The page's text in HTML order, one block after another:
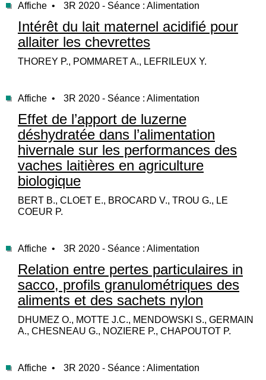
Affiche • 3R 2020 - Séance : Alimentation
Intérêt du lait maternel acidifié pour
allaiter les chevrettes
THOREY P., POMMARET A., LEFRILEUX Y.
Affiche • 3R 2020 - Séance : Alimentation
Effet de l’apport de luzerne
déshydratée dans l’alimentation
hivernale sur les performances des
vaches laitières en agriculture
biologique
BERT B., CLOET E., BROCARD V., TROU G., LE
COEUR P.
Affiche • 3R 2020 - Séance : Alimentation
Relation entre pertes particulaires in
sacco, profils granulométriques des
aliments et des sachets nylon
DHUMEZ O., MOTTE J.C., MENDOWSKI S., GERMAIN
A., CHESNEAU G., NOZIERE P., CHAPOUTOT P.
Affiche • 3R 2020 - Séance : Alimentation